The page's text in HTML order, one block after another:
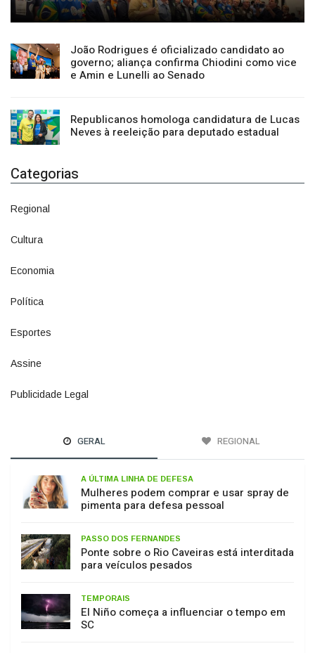
João Rodrigues é oficializado candidato ao
governo; aliança confirma Chiodini como vice
e Amin e Lunelli ao Senado
Republicanos homologa candidatura de Lucas
Neves à reeleição para deputado estadual
Categorias
Regional
Cultura
Economia
Política
Esportes
Assine
Publicidade Legal
GERAL REGIONAL
A ÚLTIMA LINHA DE DEFESA
Mulheres podem comprar e usar spray de
pimenta para defesa pessoal
PASSO DOS FERNANDES
Ponte sobre o Rio Caveiras está interditada
para veículos pesados
TEMPORAIS
El Niño começa a influenciar o tempo em
SC